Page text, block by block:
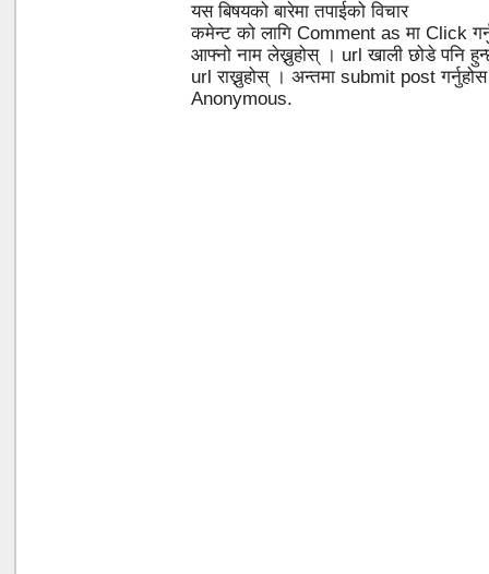
यस बिषयको बारेमा तपाईको विचार
कमेन्ट को लागि Comment as मा Click
आफ्नो नाम लेख्नुहोस् । url खाली छोडे पनि
url राख्नुहोस् । अन्तमा submit post
Anonymous.